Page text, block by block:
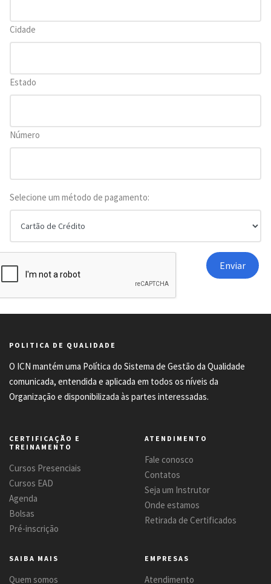
Cidade
Estado
Número
Selecione um método de pagamento:
POLITICA DE QUALIDADE
O ICN mantém uma Política do Sistema de Gestão da Qualidade
comunicada, entendida e aplicada em todos os níveis da
Organização e disponibilizada às partes interessadas.
CERTIFICAÇÃO E
TREINAMENTO
Cursos Presenciais
Cursos EAD
Agenda
Bolsas
Pré-inscrição
ATENDIMENTO
Fale conosco
Contatos
Seja um Instrutor
Onde estamos
Retirada de Certificados
SAIBA MAIS
Quem somos
EMPRESAS
Atendimento